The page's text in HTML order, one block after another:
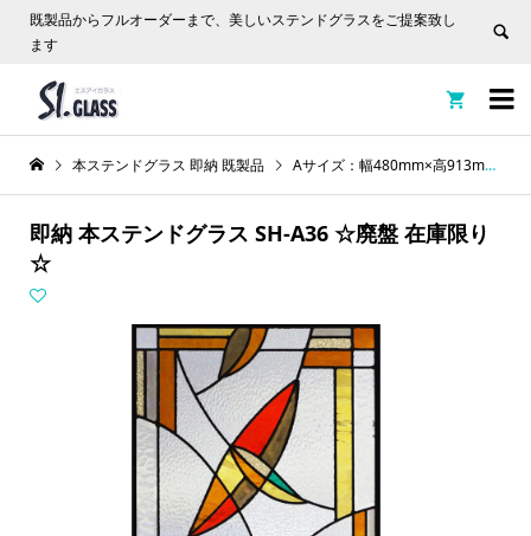
既製品からフルオーダーまで、美しいステンドグラスをご提案致し
ます


本ステンドグラス 即納 既製品 Aサイズ：幅480mm×高913mm
即納 本ステンドグラス SH-A36 ☆廃盤 在庫限り
☆